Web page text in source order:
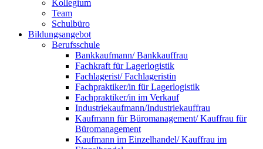
Kollegium
Team
Schulbüro
Bildungsangebot
Berufsschule
Bankkaufmann/ Bankkauffrau
Fachkraft für Lagerlogistik
Fachlagerist/ Fachlageristin
Fachpraktiker/in für Lagerlogistik
Fachpraktiker/in im Verkauf
Industriekaufmann/Industriekauffrau
Kaufmann für Büromanagement/ Kauffrau für
Büromanagement
Kaufmann im Einzelhandel/ Kauffrau im